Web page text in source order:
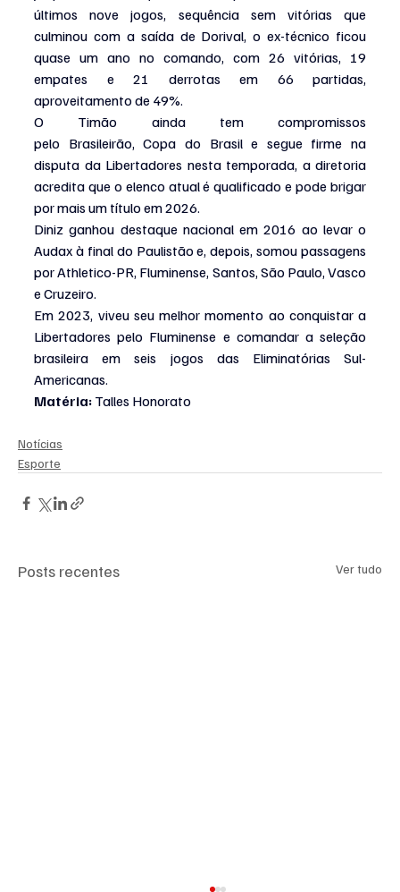
últimos nove jogos, sequência sem vitórias que
culminou com a saída de Dorival, o ex-técnico ficou
quase um ano no comando, com 26 vitórias, 19
empates e 21 derrotas em 66 partidas,
aproveitamento de 49%.
O Timão ainda tem compromissos
pelo Brasileirão, Copa do Brasil e segue firme na
disputa da Libertadores nesta temporada, a diretoria
acredita que o elenco atual é qualificado e pode brigar
por mais um título em 2026.
Diniz ganhou destaque nacional em 2016 ao levar o
Audax à final do Paulistão e, depois, somou passagens
por Athletico-PR, Fluminense, Santos, São Paulo, Vasco
e Cruzeiro.
Em 2023, viveu seu melhor momento ao conquistar a
Libertadores pelo Fluminense e comandar a seleção
brasileira em seis jogos das Eliminatórias Sul-
Americanas.
Matéria: Talles Honorato
Notícias
Esporte
Posts recentes Ver tudo